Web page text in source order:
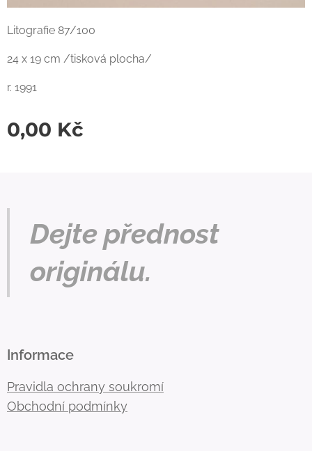
Litografie 87/100
24 x 19 cm /tisková plocha/
r. 1991
0,00 Kč
Dejte přednost
originálu.
Informace
Pravidla ochrany soukromí
Obchodní podmínky